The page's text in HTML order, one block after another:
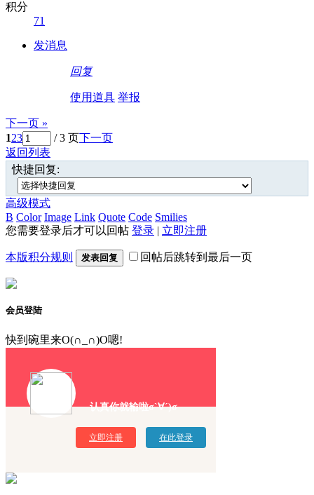
积分
71
发消息
回复
使用道具 举报
下一页 »
123 / 3 页下一页
返回列表
快捷回复:
高级模式
B Color Image Link Quote Code Smilies
您需要登录后才可以回帖 登录 | 立即注册
本版积分规则 发表回复 回帖后跳转到最后一页
会员登陆
快到碗里来O(∩_∩)O嗯!
认真你就输啦σ`∀´)σ
立即注册 在此登录